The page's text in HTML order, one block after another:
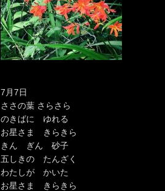
7月7日
ささの葉 さらさら
のきばに ゆれる
お星さま きらきら
きん ぎん 砂子
五しきの たんざく
わたしが かいた
お星さま きらきら